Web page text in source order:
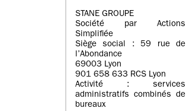
STANE GROUPE
Société par Actions
Simplifiée
Siège social : 59 rue de
l’Abondance
69003 Lyon
901 658 633 RCS Lyon
Activité : services
administratifs combinés de
bureaux